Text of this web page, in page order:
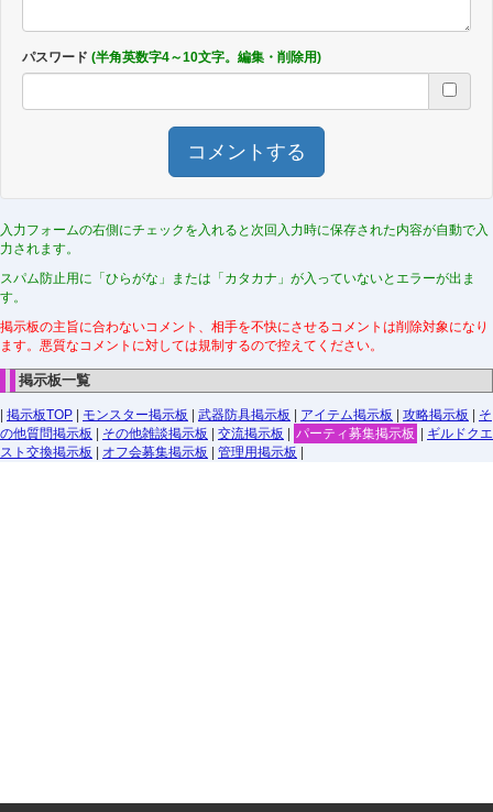
パスワード (半角英数字4～10文字。編集・削除用)
コメントする
入力フォームの右側にチェックを入れると次回入力時に保存された内容が自動で入
力されます。
スパム防止用に「ひらがな」または「カタカナ」が入っていないとエラーが出ま
す。
掲示板の主旨に合わないコメント、相手を不快にさせるコメントは削除対象になり
ます。悪質なコメントに対しては規制するので控えてください。
掲示板一覧
掲示板TOP モンスター掲示板 武器防具掲示板 アイテム掲示板 攻略掲示板
そ
の他質問掲示板
その他雑談掲示板 交流掲示板 パーティ募集掲示板
ギルドクエ
スト交換掲示板
オフ会募集掲示板 管理用掲示板